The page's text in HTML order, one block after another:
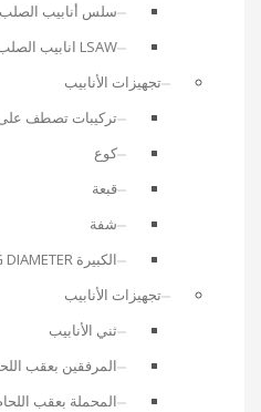
سلس أنابيب الصلب
LSAW انابيب الصلب
تجهيزات الأنابيب
تركيبات تصطف
كوع
قبعة
شفة
الكبيرة FITTING DIAMETER
تجهيزات الأنابيب
ثني الأنابيب
المرفقين بعقب
المحملة بعقب